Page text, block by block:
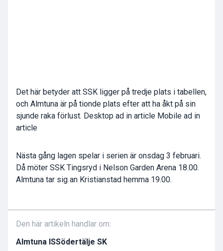
Det här betyder att SSK ligger på tredje plats i tabellen,
och Almtuna är på tionde plats efter att ha åkt på sin
sjunde raka förlust. Desktop ad in article Mobile ad in
article
Nästa gång lagen spelar i serien är onsdag 3 februari.
Då möter SSK Tingsryd i Nelson Garden Arena 18.00.
Almtuna tar sig an Kristianstad hemma 19.00.
Den här artikeln handlar om:
Almtuna ISSödertälje SK